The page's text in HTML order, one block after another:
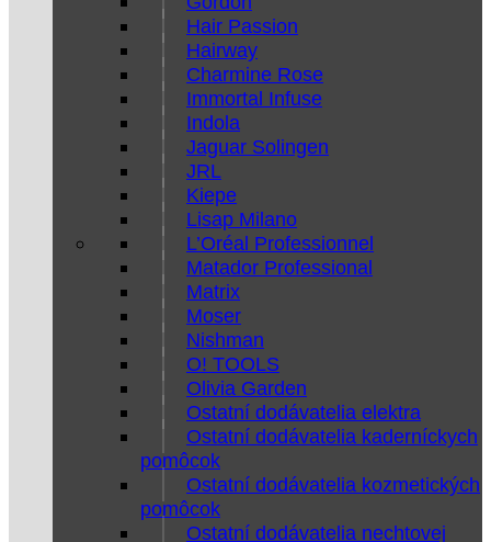
Hair Passion
Hairway
Charmine Rose
Immortal Infuse
Indola
Jaguar Solingen
JRL
Kiepe
Lisap Milano
L’Oréal Professionnel
Matador Professional
Matrix
Moser
Nishman
O! TOOLS
Olivia Garden
Ostatní dodávatelia elektra
Ostatní dodávatelia kaderníckych
pomôcok
Ostatní dodávatelia kozmetických
pomôcok
Ostatní dodávatelia nechtovej